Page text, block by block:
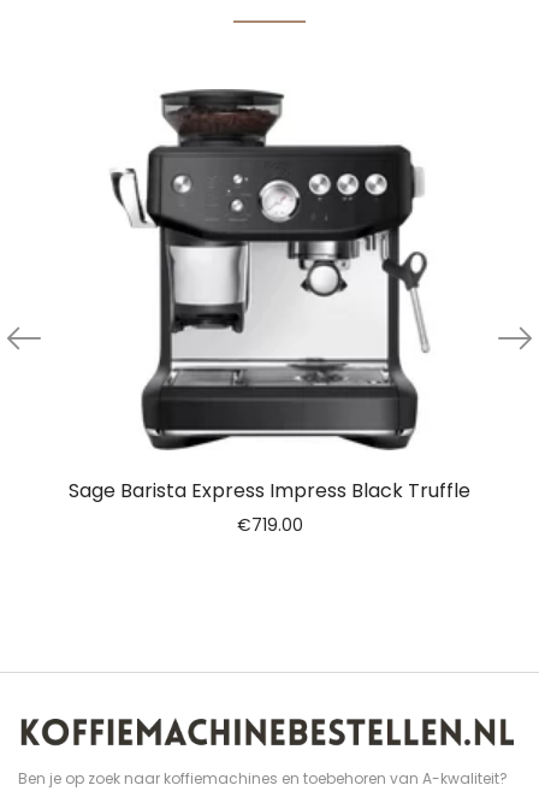
Sage Barista Express Impress Black Truffle
€719.00
Ben je op zoek naar koffiemachines en toebehoren van A-kwaliteit?